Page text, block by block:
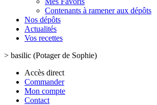
Contenants à ramener aux dépôts
Nos dépôts
Actualités
Vos recettes
> basilic (Potager de Sophie)
Accès direct
Commander
Mon compte
Contact